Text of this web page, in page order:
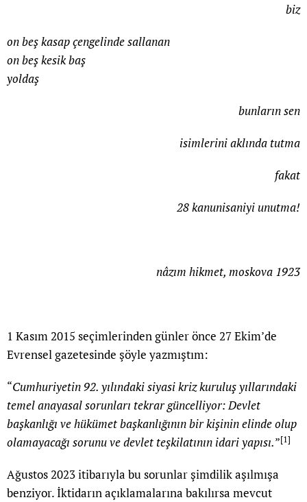
biz
on beş kasap çengelinde sallanan
on beş kesik baş
yoldaş
bunların sen
isimlerini aklında tutma
fakat
28 kanunisaniyi unutma!
nâzım hikmet, moskova 1923
1 Kasım 2015 seçimlerinden günler önce 27 Ekim’de
Evrensel gazetesinde şöyle yazmıştım:
“Cumhuriyetin 92. yılındaki siyasi kriz kuruluş yıllarındaki
temel anayasal sorunları tekrar güncelliyor: Devlet
başkanlığı ve hükümet başkanlığının bir kişinin elinde olup
olamayacağı sorunu ve devlet teşkilatının idari yapısı.”[1]
Ağustos 2023 itibarıyla bu sorunlar şimdilik aşılmışa
benziyor. İktidarın açıklamalarına bakılırsa mevcut